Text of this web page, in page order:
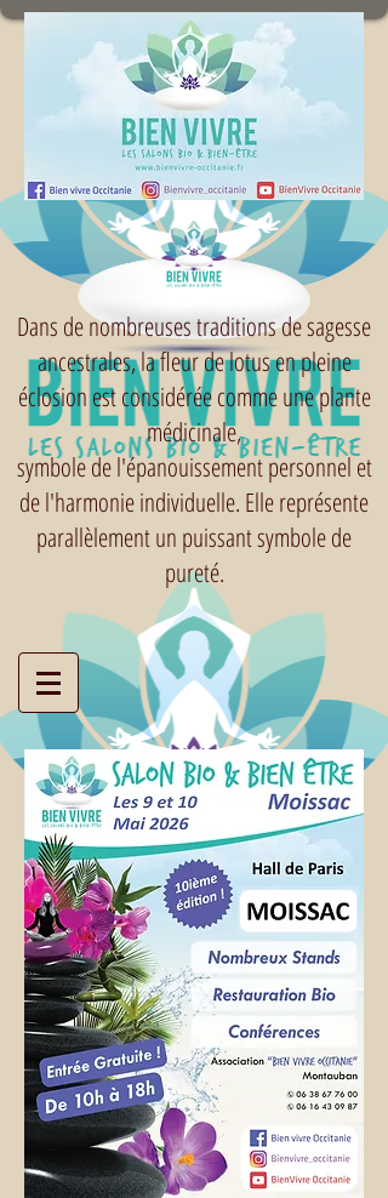
Dans de nombreuses traditions de sagesse
ancestrales, la fleur de lotus en pleine
éclosion est considérée comme une plante
médicinale,
symbole de l'épanouissement personnel et
de l'harmonie individuelle. Elle représente
parallèlement un puissant symbole de
pureté.